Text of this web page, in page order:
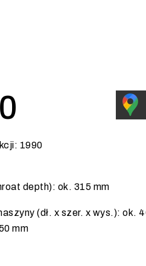
1990
depth): ok. 315 mm
(dł. x szer. x wys.): ok.
mm